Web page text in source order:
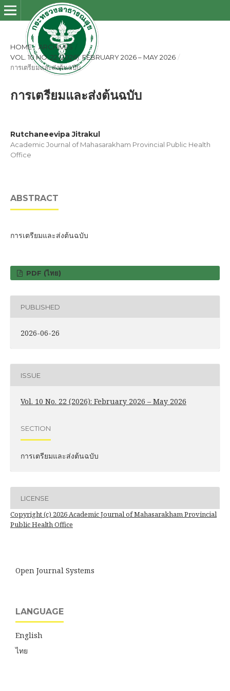
HOME / ARCHIVES
VOL. 10 NO. 22 (2026): FEBRUARY 2026 – MAY 2026 /
การเตรียมและส่งต้นฉบับ
การเตรียมและส่งต้นฉบับ
Rutchaneevipa Jitrakul
Academic Journal of Mahasarakham Provincial Public Health
Office
ABSTRACT
การเตรียมและส่งต้นฉบับ
PDF (ไทย)
PUBLISHED
2026-06-26
ISSUE
Vol. 10 No. 22 (2026): February 2026 – May 2026
SECTION
การเตรียมและส่งต้นฉบับ
LICENSE
Copyright (c) 2026 Academic Journal of Mahasarakham Provincial
Public Health Office
Open Journal Systems
LANGUAGE
English
ไทย